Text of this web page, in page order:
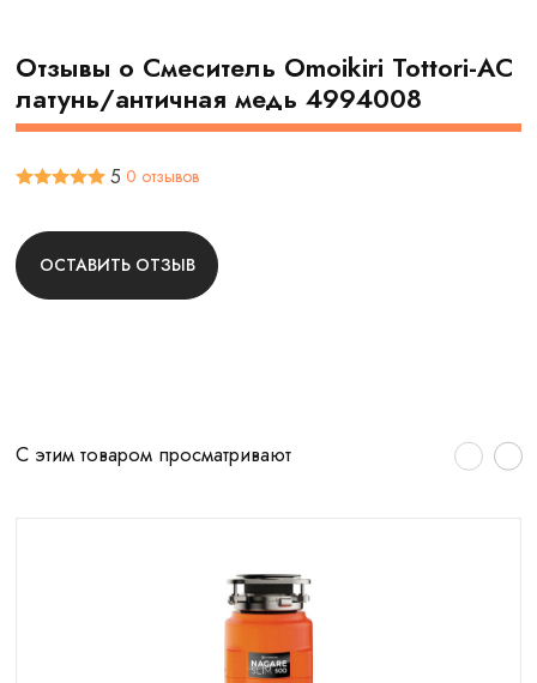
Отзывы о Смеситель Omoikiri Tottori-AC
латунь/античная медь 4994008
5 0 отзывов
ОСТАВИТЬ ОТЗЫВ
С этим товаром просматривают